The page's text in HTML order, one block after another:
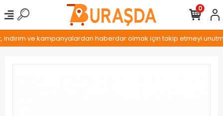
ve kampanyalardan haberdar olmak için takip etmeyi
0